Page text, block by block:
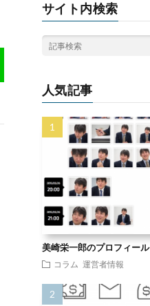
サイト内検索
人気記事
美崎栄一郎のプロフィール
コラム 運営者情報